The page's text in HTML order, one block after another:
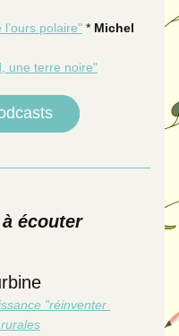
polaire" * Michel
une terre noire"
écouter
"réinventer